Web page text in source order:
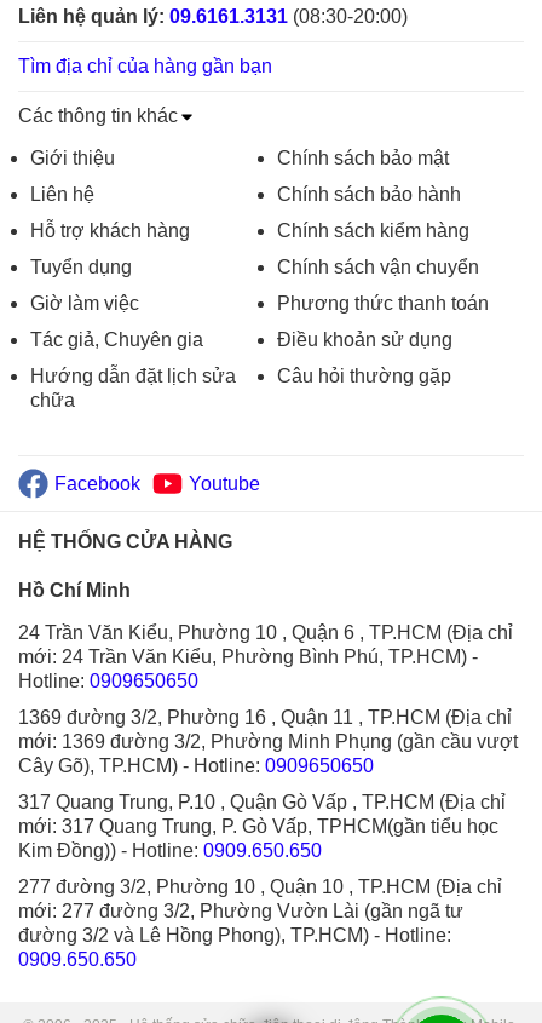
Liên hệ quản lý: 09.6161.3131 (08:30-20:00)
Tìm địa chỉ của hàng gần bạn
Các thông tin khác
Giới thiệu
Liên hệ
Hỗ trợ khách hàng
Tuyển dụng
Giờ làm việc
Tác giả, Chuyên gia
Hướng dẫn đặt lịch sửa
chữa
Chính sách bảo mật
Chính sách bảo hành
Chính sách kiểm hàng
Chính sách vận chuyển
Phương thức thanh toán
Điều khoản sử dụng
Câu hỏi thường gặp
Facebook Youtube
HỆ THỐNG CỬA HÀNG
Hồ Chí Minh
24 Trần Văn Kiểu, Phường 10 , Quận 6 , TP.HCM (Địa chỉ
mới: 24 Trần Văn Kiểu, Phường Bình Phú, TP.HCM) -
Hotline: 0909650650
1369 đường 3/2, Phường 16 , Quận 11 , TP.HCM (Địa chỉ
mới: 1369 đường 3/2, Phường Minh Phụng (gần cầu vượt
Cây Gõ), TP.HCM) - Hotline: 0909650650
317 Quang Trung, P.10 , Quận Gò Vấp , TP.HCM (Địa chỉ
mới: 317 Quang Trung, P. Gò Vấp, TPHCM(gần tiểu học
Kim Đồng)) - Hotline: 0909.650.650
277 đường 3/2, Phường 10 , Quận 10 , TP.HCM (Địa chỉ
mới: 277 đường 3/2, Phường Vườn Lài (gần ngã tư
đường 3/2 và Lê Hồng Phong), TP.HCM) - Hotline:
0909.650.650